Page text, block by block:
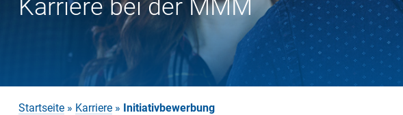
Karriere bei der MMM
Startseite » Karriere » Initiativbewerbung